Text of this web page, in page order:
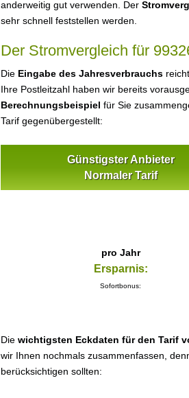
anderweitig gut verwenden. Der
sehr schnell feststellen werden.
Der Stromvergleich für
Die Eingabe des Jahresverbrauchs
Ihre Postleitzahl haben wir bereits
Berechnungsbeispiel für Sie
Tarif gegenübergestellt:
Günstigster Anbieter
Normaler Tarif
pro Jahr
Ersparnis:
Sofortbonus:
Die wichtigsten Eckdaten für den Tarif
wir Ihnen nochmals zusammenfassen,
berücksichtigen sollten: